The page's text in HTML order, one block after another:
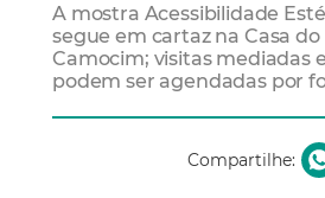
A mostra Acessibilidade
segue em cartaz na Casa
Camocim; visitas mediadas
podem ser agendadas por
Compartilhe: